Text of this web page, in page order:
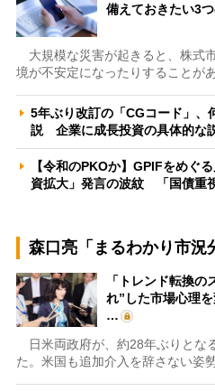
備えておきたい3
大規模な災害が起きると、株式
境が不安定になったりすることが
5年ぶり改訂の「CGコード」、
説 企業に成長投資の具体的な
【令和のPKOか】GPIFをめぐ
資拡大」発言の波紋 「国債重
森口亮「まるわかり市況
「トレンド転換
れ”した市場心理
…
日米両政府が、約28年ぶりとな
た。米国も追加介入を辞さない姿